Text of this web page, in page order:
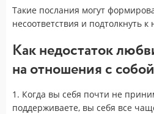
Такие послания могут
несоответствия и подтолкнуть к
Как недостаток
на отношения с собой
1. Когда вы себя почти не
поддерживаете, вы себя все